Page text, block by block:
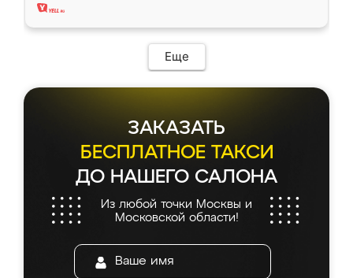
Еще
ЗАКАЗАТЬ
БЕСПЛАТНОЕ ТАКСИ
ДО НАШЕГО САЛОНА
Из любой точки Москвы и
Московской области!